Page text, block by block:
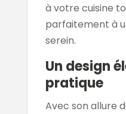
à votre cuisine
parfaitement à
serein.
Un design
pratique
Avec son allure